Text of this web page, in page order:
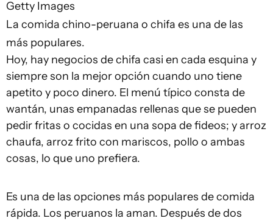
Getty Images
La comida chino-peruana o chifa es una de las
más populares.
Hoy, hay negocios de chifa casi en cada esquina y
siempre son la mejor opción cuando uno tiene
apetito y poco dinero. El menú típico consta de
wantán, unas empanadas rellenas que se pueden
pedir fritas o cocidas en una sopa de fideos; y arroz
chaufa, arroz frito con mariscos, pollo o ambas
cosas, lo que uno prefiera.
Es una de las opciones más populares de comida
rápida. Los peruanos la aman. Después de dos